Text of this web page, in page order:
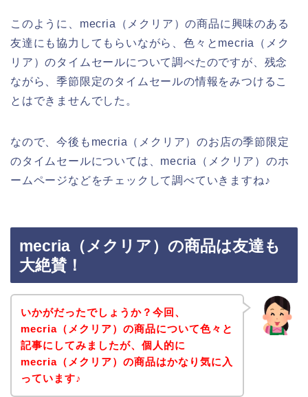
このように、mecria（メクリア）の商品に興味のある
友達にも協力してもらいながら、色々とmecria（メク
リア）のタイムセールについて調べたのですが、残念
ながら、季節限定のタイムセールの情報をみつけるこ
とはできませんでした。
なので、今後もmecria（メクリア）のお店の季節限定
のタイムセールについては、mecria（メクリア）のホ
ームページなどをチェックして調べていきますね♪
mecria（メクリア）の商品は友達も
大絶賛！
いかがだったでしょうか？今回、
mecria（メクリア）の商品について色々と
記事にしてみましたが、個人的に
mecria（メクリア）の商品はかなり気に入
っています♪